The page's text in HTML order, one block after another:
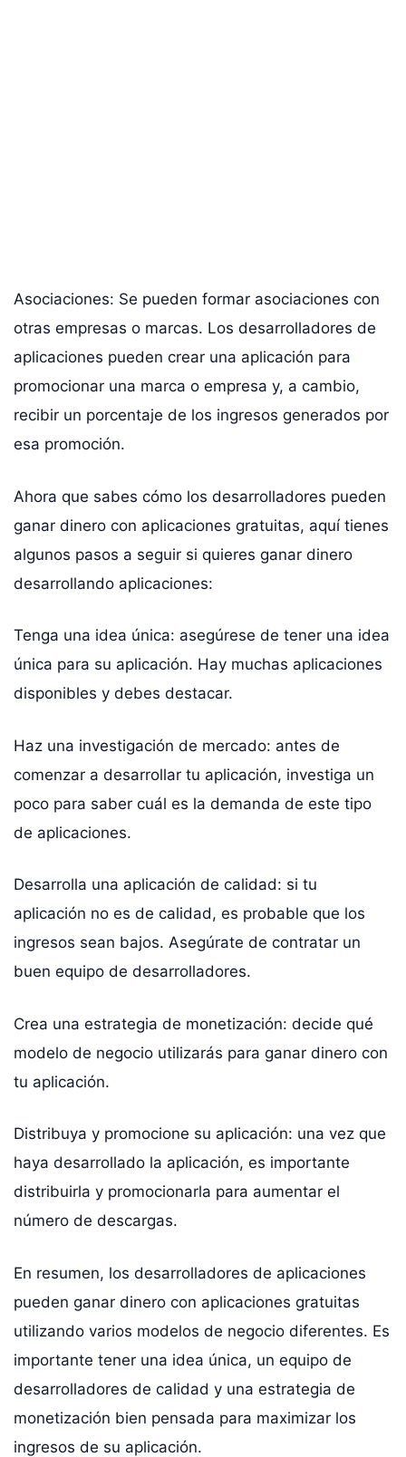
Asociaciones: Se pueden formar asociaciones con
otras empresas o marcas. Los desarrolladores de
aplicaciones pueden crear una aplicación para
promocionar una marca o empresa y, a cambio,
recibir un porcentaje de los ingresos generados por
esa promoción.
Ahora que sabes cómo los desarrolladores pueden
ganar dinero con aplicaciones gratuitas, aquí tienes
algunos pasos a seguir si quieres ganar dinero
desarrollando aplicaciones:
Tenga una idea única: asegúrese de tener una idea
única para su aplicación. Hay muchas aplicaciones
disponibles y debes destacar.
Haz una investigación de mercado: antes de
comenzar a desarrollar tu aplicación, investiga un
poco para saber cuál es la demanda de este tipo
de aplicaciones.
Desarrolla una aplicación de calidad: si tu
aplicación no es de calidad, es probable que los
ingresos sean bajos. Asegúrate de contratar un
buen equipo de desarrolladores.
Crea una estrategia de monetización: decide qué
modelo de negocio utilizarás para ganar dinero con
tu aplicación.
Distribuya y promocione su aplicación: una vez que
haya desarrollado la aplicación, es importante
distribuirla y promocionarla para aumentar el
número de descargas.
En resumen, los desarrolladores de aplicaciones
pueden ganar dinero con aplicaciones gratuitas
utilizando varios modelos de negocio diferentes. Es
importante tener una idea única, un equipo de
desarrolladores de calidad y una estrategia de
monetización bien pensada para maximizar los
ingresos de su aplicación.